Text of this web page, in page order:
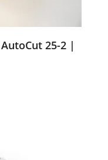
25-2 |